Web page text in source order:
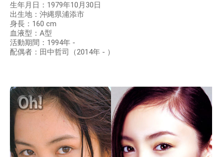
生年月日：1979年10月30日
出生地：沖縄県浦添市
身長：160 cm
血液型：A型
活動期間：1994年 -
配偶者：田中哲司（2014年 - ）